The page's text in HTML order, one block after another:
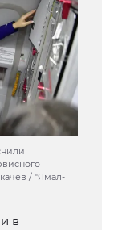
/ "Ямал-
в